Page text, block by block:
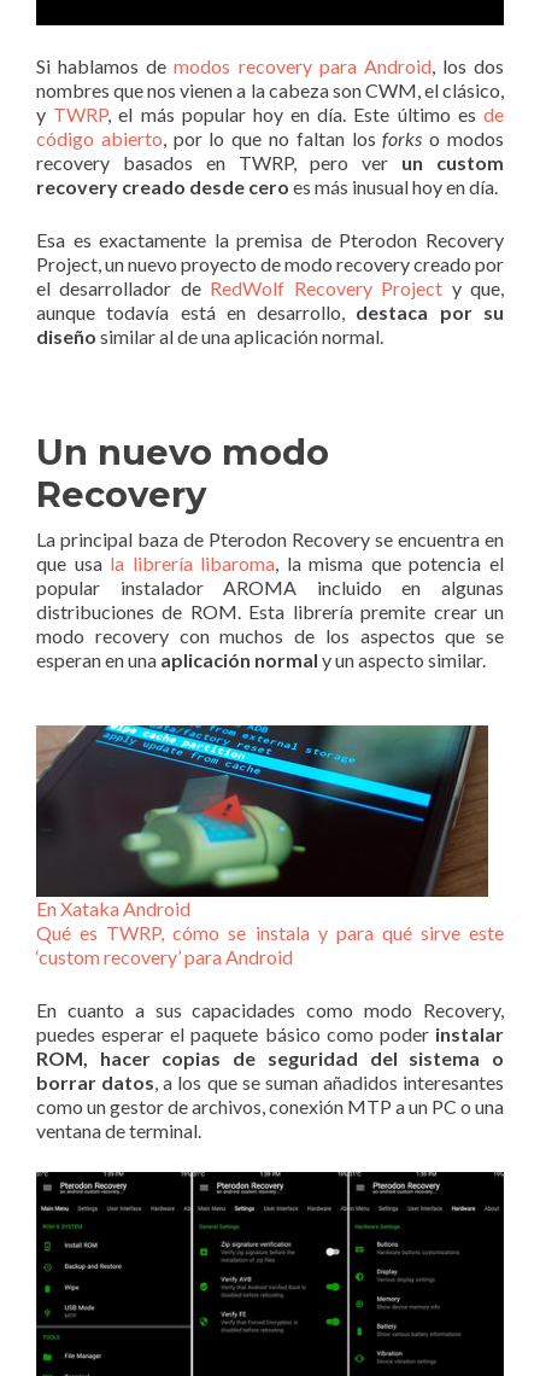
Si hablamos demodos recovery para Android, los dos
nombres que nos vienen a la cabeza son CWM, el clásico,
y TWRP, el más popular hoy en día. Este último esde
código abierto , por lo que no faltan losforks o modos
recovery basados en TWRP, pero ver un custom
recovery creado desde cero es más inusual hoy en día.
Esa es exactamente la premisa de Pterodon Recovery
Project, un nuevo proyecto de modo recovery creado por
el desarrollador de RedWolf Recovery Project y que,
aunque todavía está en desarrollo, destaca por su
diseño similar al de una aplicación normal.
Un nuevo modo
Recovery
La principal baza de Pterodon Recovery se encuentra en
que usa la librería libaroma , la misma que potencia el
popular instalador AROMA incluido en algunas
distribuciones de ROM. Esta librería premite crear un
modo recovery con muchos de los aspectos que se
esperan en una aplicación normal y un aspecto similar.
En Xataka Android
Qué es TWRP, cómo se instala y para qué sirve este
‘custom recovery’ para Android
En cuanto a sus capacidades como modo Recovery,
puedes esperar el paquete básico como poder instalar
ROM, hacer copias de seguridad del sistema o
borrar datos , a los que se suman añadidos interesantes
como un gestor de archivos, conexión MTP a un PC o una
ventana de terminal.